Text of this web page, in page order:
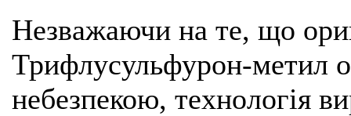
Незважаючи на те, що
Трифлусульфурон-метил
небезпекою, технологія